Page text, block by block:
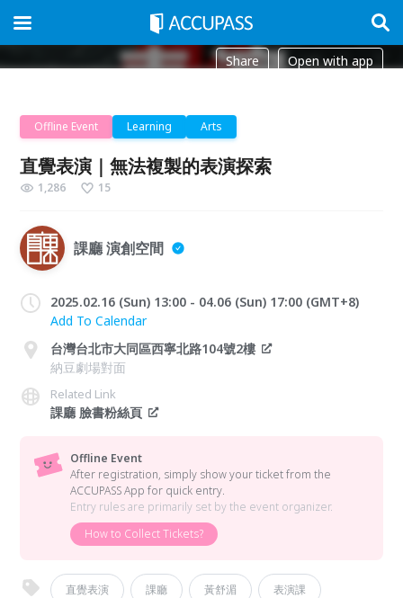
Share Open with app
Offline Event Learning Arts
直覺表演｜無法複製的表演探索
1,286 15
課廳 演創空間
2025.02.16 (Sun) 13:00 - 04.06 (Sun) 17:00 (GMT+8)
Add To Calendar
台灣台北市大同區西寧北路104號2樓
納豆劇場對面
Related Link
課廳 臉書粉絲頁
Offline Event
After registration, simply show your ticket from the
ACCUPASS App for quick entry.
Entry rules are primarily set by the event organizer.
How to Collect Tickets?
直覺表演 課廳 黃舒湄 表演課